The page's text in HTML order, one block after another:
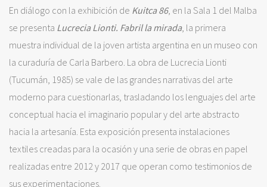
En diálogo con la exhibición de Kuitca 86, en la Sala 1 del Malba
se presenta Lucrecia Lionti. Fabril la mirada, la primera
muestra individual de la joven artista argentina en un museo con
la curaduría de Carla Barbero. La obra de Lucrecia Lionti
(Tucumán, 1985) se vale de las grandes narrativas del arte
moderno para cuestionarlas, trasladando los lenguajes del arte
conceptual hacia el imaginario popular y del arte abstracto
hacia la artesanía. Esta exposición presenta instalaciones
textiles creadas para la ocasión y una serie de obras en papel
realizadas entre 2012 y 2017 que operan como testimonios de
sus experimentaciones.